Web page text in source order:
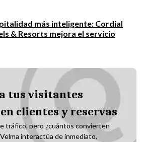
más inteligente: Cordial
& Resorts mejora el servicio
tus visitantes
clientes y reservas
tráfico, pero ¿cuántos convierten
interactúa de inmediato,